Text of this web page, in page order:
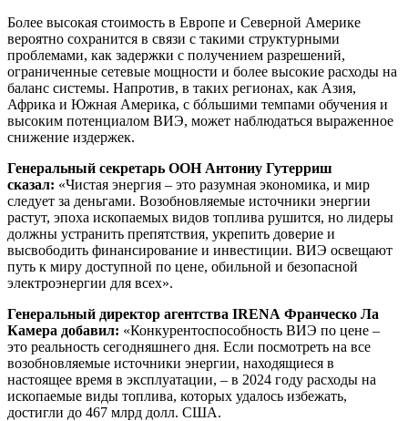
Более высокая стоимость в Европе и Северной Америке
вероятно сохранится в связи с такими структурными
проблемами, как задержки с получением разрешений,
ограниченные сетевые мощности и более высокие расходы на
баланс системы. Напротив, в таких регионах, как Азия,
Африка и Южная Америка, с бóльшими темпами обучения и
высоким потенциалом ВИЭ, может наблюдаться выраженное
снижение издержек.
Генеральный секретарь ООН Антониу Гутерриш
сказал: «Чистая энергия – это разумная экономика, и мир
следует за деньгами. Возобновляемые источники энергии
растут, эпоха ископаемых видов топлива рушится, но лидеры
должны устранить препятствия, укрепить доверие и
высвободить финансирование и инвестиции. ВИЭ освещают
путь к миру доступной по цене, обильной и безопасной
электроэнергии для всех».
Генеральный директор агентства IRENA Франческо Ла
Камера добавил: «Конкурентоспособность ВИЭ по цене –
это реальность сегодняшнего дня. Если посмотреть на все
возобновляемые источники энергии, находящиеся в
настоящее время в эксплуатации, – в 2024 году расходы на
ископаемые виды топлива, которых удалось избежать,
достигли до 467 млрд долл. США.